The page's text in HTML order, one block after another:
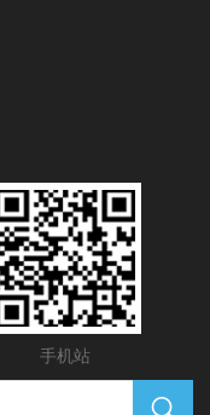
手机站